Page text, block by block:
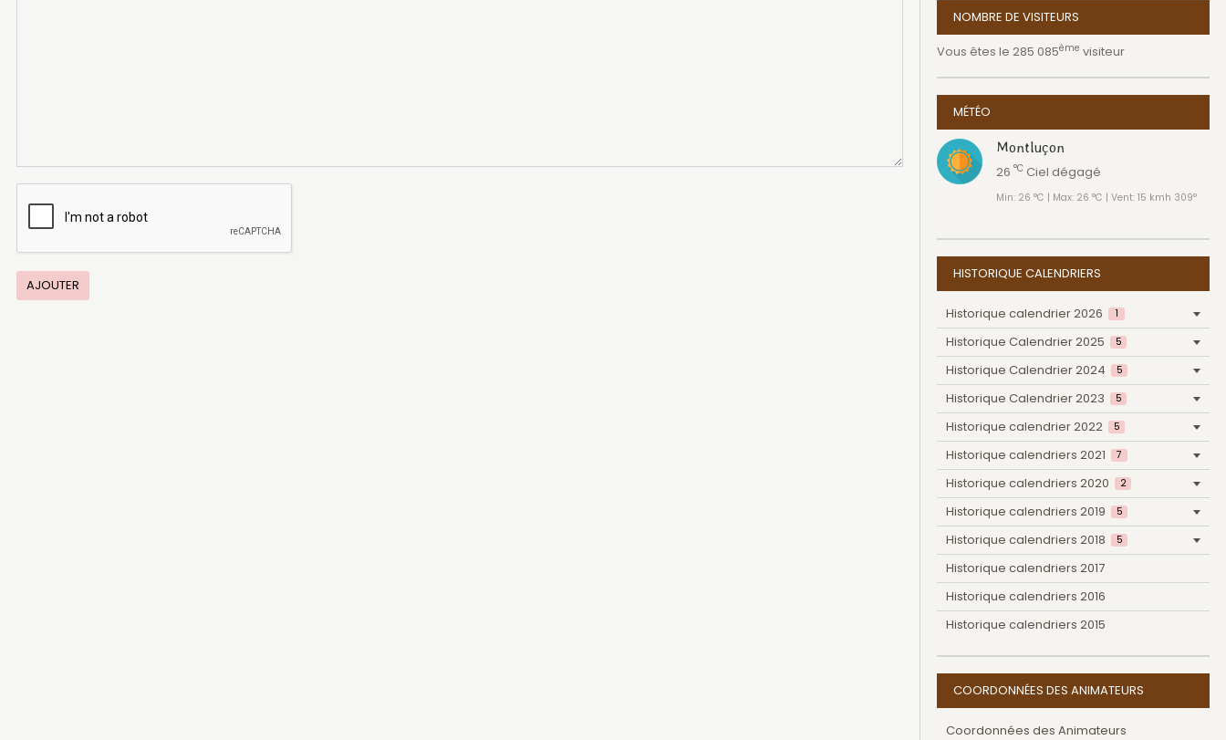
AJOUTER
NOMBRE DE VISITEURS
Vous êtes le 285 085ème visiteur
MÉTÉO
Montluçon
26 °C Ciel dégagé
Min: 26 °C | Max: 26 °C | Vent: 15 kmh 309°
HISTORIQUE CALENDRIERS
Historique calendrier 2026 1
Historique Calendrier 2025 5
Historique Calendrier 2024 5
Historique Calendrier 2023 5
Historique calendrier 2022 5
Historique calendriers 2021 7
Historique calendriers 2020 2
Historique calendriers 2019 5
Historique calendriers 2018 5
Historique calendriers 2017
Historique calendriers 2016
Historique calendriers 2015
COORDONNÉES DES ANIMATEURS
Coordonnées des Animateurs